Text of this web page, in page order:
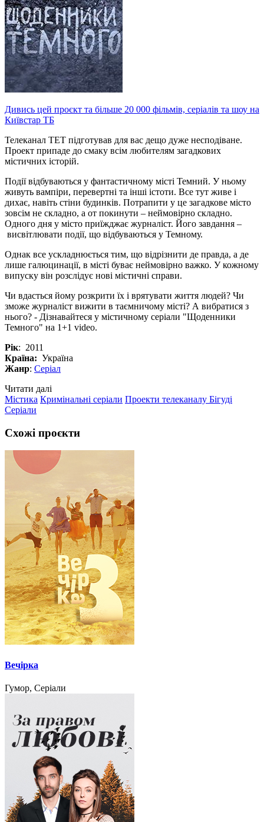
Дивись цей проєкт та більше 20 000 фільмів, серіалів та шоу на
Київстар ТБ
Телеканал ТЕТ підготував для вас дещо дуже несподіване.
Проект припаде до смаку всім любителям загадкових
містичних історій.
Події відбуваються у фантастичному місті Темний. У ньому
живуть вампіри, перевертні та інші істоти. Все тут живе і
дихає, навіть стіни будинків. Потрапити у це загадкове місто
зовсім не складно, а от покинути – неймовірно складно.
Одного дня у місто приїжджає журналіст. Його завдання –
висвітлювати події, що відбуваються у Темному.
Однак все ускладнюється тим, що відрізнити де правда, а де
лише галюцинації, в місті буває неймовірно важко. У кожному
випуску він розслідує нові містичні справи.
Чи вдасться йому розкрити їх і врятувати життя людей? Чи
зможе журналіст вижити в таємничому місті? А вибратися з
нього? - Дізнавайтеся у містичному серіали "Щоденники
Темного" на 1+1 video.
Рік: 2011
Країна: Україна
Жанр: Серіал
Читати далі
Містика Кримінальні серіали Проекти телеканалу Бігуді
Серіали
Схожі проєкти
Вечірка
Гумор, Серіали